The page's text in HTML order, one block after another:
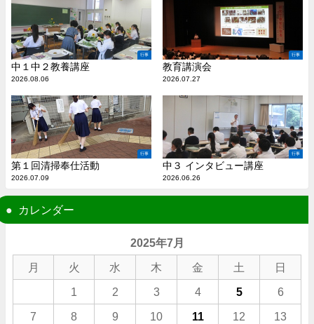
行事
中１中２教養講座
2026.08.06
行事
教育講演会
2026.07.27
行事
第１回清掃奉仕活動
2026.07.09
行事
中３ インタビュー講座
2026.06.26
カレンダー
2025年7月
月 火 水 木 金 土 日
1 2 3 4 5 6
7 8 9 10 11 12 13